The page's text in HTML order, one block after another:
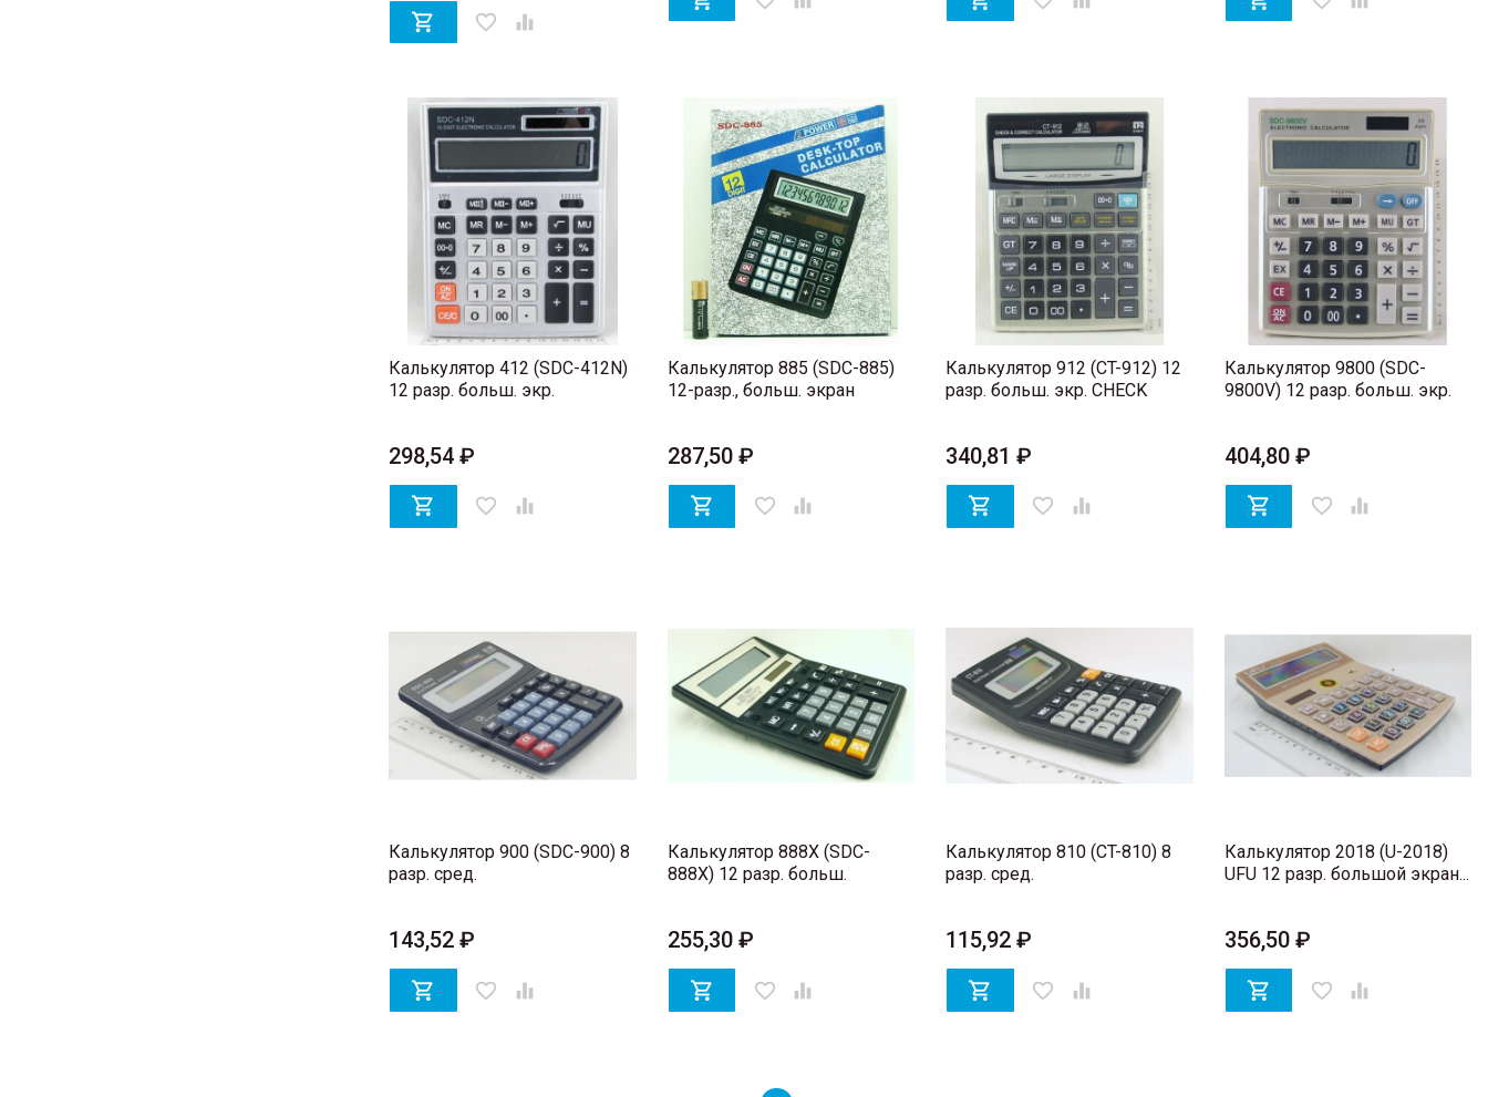
 favorite_border 
Калькулятор 412 (SDC-412N)
12 разр. больш. экр.
298,54 ₽
 favorite_border 
Калькулятор 885 (SDC-885)
12-разр., больш. экран
287,50 ₽
 favorite_border 
Калькулятор 912 (CT-912) 12
разр. больш. экр. CHECK
340,81 ₽
 favorite_border 
Калькулятор 9800 (SDC-
9800V) 12 разр. больш. экр.
404,80 ₽
 favorite_border 
Калькулятор 900 (SDC-900) 8
разр. сред.
143,52 ₽
 favorite_border 
Калькулятор 888X (SDC-
888X) 12 разр. больш.
255,30 ₽
 favorite_border 
Калькулятор 810 (CT-810) 8
разр. сред.
115,92 ₽
 favorite_border 
Калькулятор 2018 (U-2018)
UFU 12 разр. большой экран...
356,50 ₽
 favorite_border 